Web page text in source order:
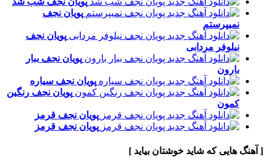
پویان نجف
نمیپرستم
پویان نجف
نیلوفر مردابی
پویان نجف ببار
بارون
پویان نجف سیاره
پویان نجف رنگین
کمون
پویان نجف قرمز
پویان نجف قرمز
[ آهنگ هایی که شاید خوشتان بیاید ]